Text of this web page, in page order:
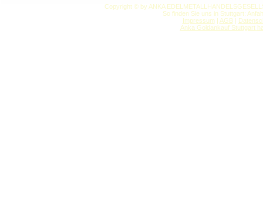
Copyright © by ANKA
So finden Sie uns in Stuttgart:
Impressum| AGB|
Anka Goldankauf Stuttgart